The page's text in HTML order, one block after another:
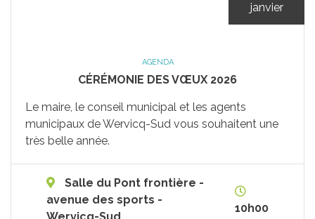
janvier
AGENDA
CÉRÉMONIE DES VŒUX 2026
Le maire, le conseil municipal et les agents
municipaux de Wervicq-Sud vous souhaitent une
très belle année.
Salle du Pont frontière -
avenue des sports -
10h00